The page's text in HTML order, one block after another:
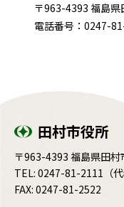
〒963-4393 福島
電話番号：0247-
田村市役所
〒963-4393 福島県田
TEL: 0247-81-2111 （
FAX: 0247-81-2522